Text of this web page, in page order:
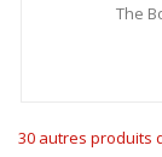
The
30 autres produits